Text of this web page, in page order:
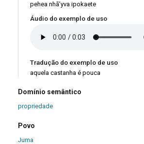
pehea nhã’yva ipokaete
Áudio do exemplo de uso
Tradução do exemplo de uso
aquela castanha é pouca
Domínio semântico
propriedade
Povo
Juma